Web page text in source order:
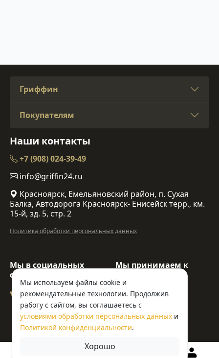
Мы используем файлы cookie и
рекомендательные технологии. Продолжив
работу с сайтом, вы соглашаетесь с
условиями обработки персональных данных и
Политикой конфиденциальности.
Хорошо
Гриффин
Покупателям
Наши контакты
+7 (908) 024-39-49
info@griffin24.ru
Красноярск, Емельяновский район, п. Сухая
Балка, Автодорога Красноярск- Енисейск терр., км.
15-й, зд. 5, стр. 2
Политика обработки персональных данных
Мы в социальных
сетях:
Мы принимаем к
© ООО «Гриффин»